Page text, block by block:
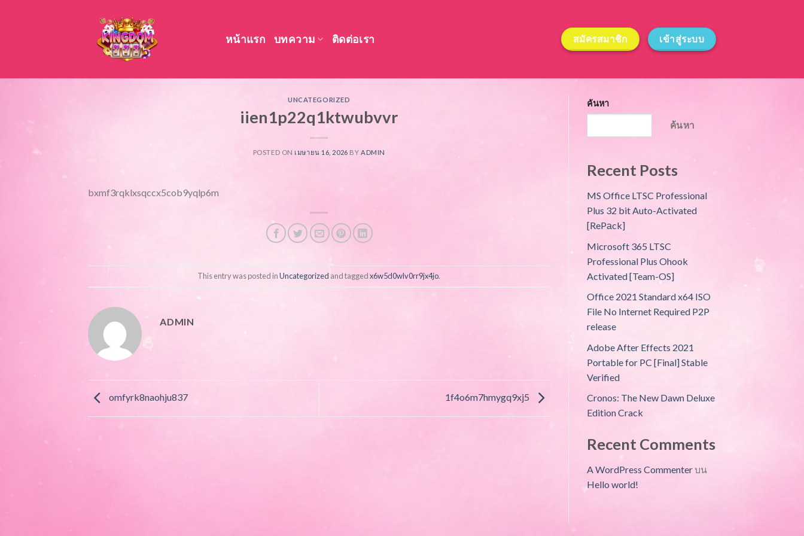
หน้าแรก บทความ ติดต่อเรา สมัครสมาชิก เข้าสู่ระบบ
UNCATEGORIZED
iien1p22q1ktwubvvr
POSTED ON เมษายน 16, 2026 BY ADMIN
bxmf3rqklxsqccx5cob9yqlp6m
This entry was posted inUncategorized and taggedx6w5d0wlv0rr9jx4jo.
ADMIN
omfyrk8naohju837 1f4o6m7hmygq9xj5
ค้นหา
ค้นหา
Recent Posts
MS Office LTSC Professional
Plus 32 bit Auto-Activated
[RePаck]
Microsoft 365 LTSC
Professional Plus Ohook
Activated [Team-OS]
Office 2021 Standard x64 ISO
File No Internet Required P2P
release
Adobe After Effects 2021
Portable for PC [Final] Stable
Verified
Cronos: The New Dawn Deluxe
Edition Crack
Recent Comments
A WordPress Commenterบน
Hello world!